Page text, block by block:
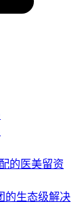
的医美留资
的生态级解决